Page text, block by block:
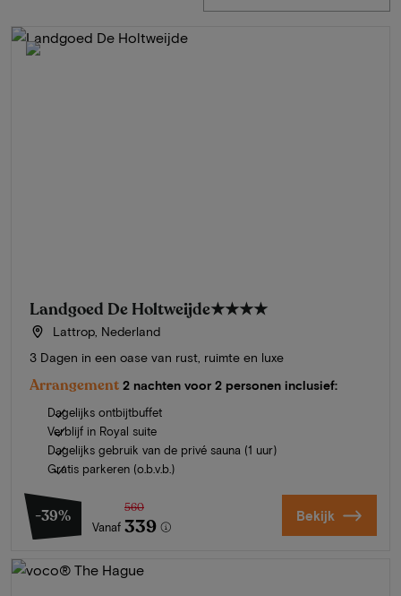
Landgoed De Holtweijde★★★★
Lattrop, Nederland
3 Dagen in een oase van rust, ruimte en luxe
Arrangement 2 nachten voor 2 personen inclusief:
Dagelijks ontbijtbuffet
Verblijf in Royal suite
Dagelijks gebruik van de privé sauna (1 uur)
Gratis parkeren (o.b.v.b.)
-39%
Vanaf
560
339 Bekijk